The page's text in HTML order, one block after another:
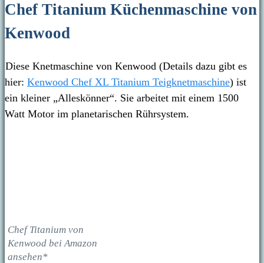
Chef Titanium Küchenmaschine von
Kenwood
Diese Knetmaschine von Kenwood (Details dazu gibt es
hier: Kenwood Chef XL Titanium Teigknetmaschine) ist
ein kleiner „Alleskönner“. Sie arbeitet mit einem 1500
Watt Motor im planetarischen Rührsystem.
Chef Titanium von
Kenwood bei Amazon
ansehen*